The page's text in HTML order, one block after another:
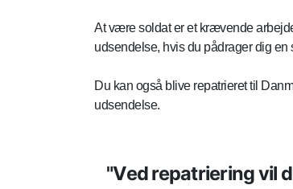
At være soldat er et krævende
udsendelse, hvis du pådrager dig en
Du kan også blive repatrieret til
udsendelse.
Ved repatriering vil